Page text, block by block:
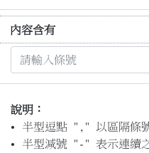
內容含有
說明：
半型逗點 "," 以區隔條
半型減號 "-" 表示連續